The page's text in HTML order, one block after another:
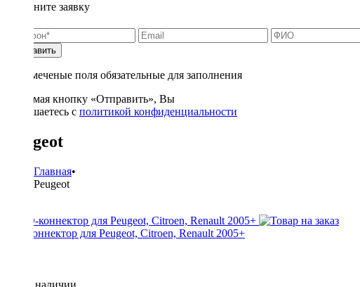
Заполните заявку
Отправить
* - отмеченые поля обязательные для заполнения
Нажимая кнопку «Отправить», Вы
соглашаетесь с политикой конфиденциальности
Peugeot
Главная•
Peugeot
ISO-коннектор для Peugeot, Citroen, Renault 2005+
Нет в наличии